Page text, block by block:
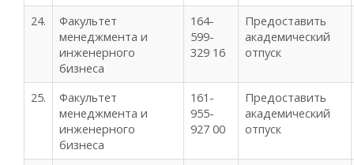
24.
Факультет
менеджмента и
инженерного
бизнеса
164-
599-
329 16
Предоставить
академический
отпуск
25.
Факультет
менеджмента и
инженерного
бизнеса
161-
955-
927 00
Предоставить
академический
отпуск